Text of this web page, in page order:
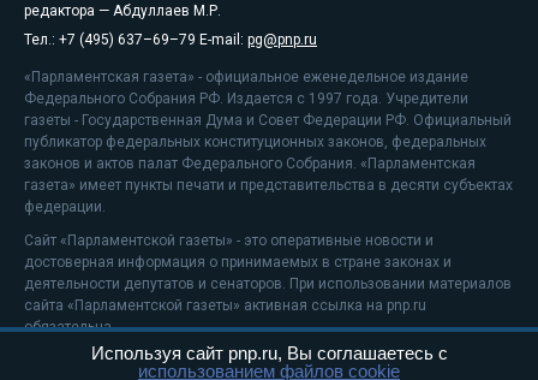
редактора — Абдуллаев М.Р.
Тел.: +7 (495) 637–69–79 E-mail: pg@pnp.ru
«Парламентская газета» - официальное еженедельное издание
Федерального Собрания РФ. Издается с 1997 года. Учредители
газеты - Государственная Дума и Совет Федерации РФ. Официальный
публикатор федеральных конституционных законов, федеральных
законов и актов палат Федерального Собрания. «Парламентская
газета» имеет пункты печати и представительства в десяти субъектах
федерации.
Сайт «Парламентской газеты» - это оперативные новости и
достоверная информация о принимаемых в стране законах и
деятельности депутатов и сенаторов. При использовании материалов
сайта «Парламентской газеты» активная ссылка на pnp.ru
обязательна.
На информационном ресурсе применяютсярекомендательные
Используя сайт pnp.ru, Вы соглашаетесь с
использованием файлов cookie